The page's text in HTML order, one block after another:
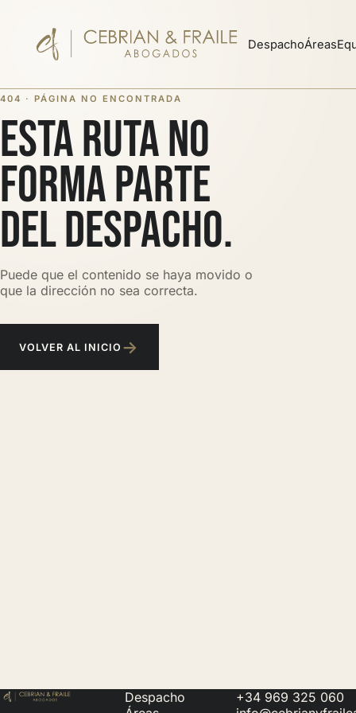
DespachoÁreas
404 · PÁGINA NO ENCONTRADA
ESTA RUTA NO
FORMA PARTE
DEL DESPACHO.
Puede que el contenido se haya movido o
que la dirección no sea correcta.
VOLVER AL INICIO →
Despacho
+34 969 325 060